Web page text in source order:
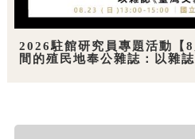
2026駐館研究員專題活動【
間的殖民地奉公雜誌：以雜